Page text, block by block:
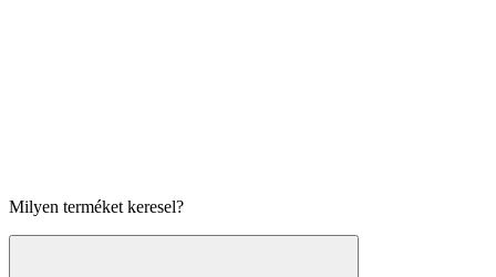
Milyen terméket keresel?